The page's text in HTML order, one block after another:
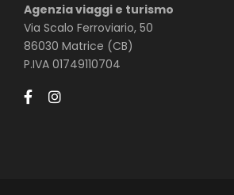
Agenzia viaggi e turismo
Via Scalo Ferroviario, 50
86030 Matrice (CB)
P.IVA 01749110704